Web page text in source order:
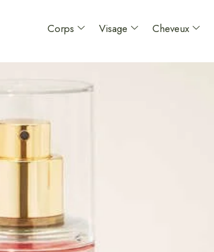
Corps Visage Cheveux